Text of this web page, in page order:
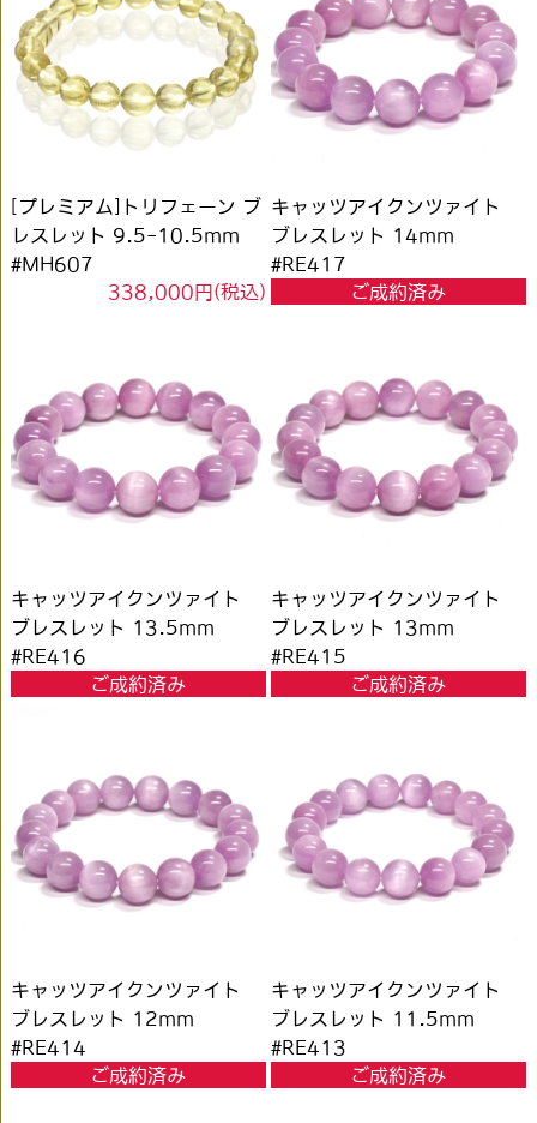
[プレミアム]トリフェーン ブ
レスレット 9.5-10.5mm
#MH607
338,000円(税込)
キャッツアイクンツァイト
ブレスレット 14mm
#RE417
ご成約済み
キャッツアイクンツァイト
ブレスレット 13.5mm
#RE416
ご成約済み
キャッツアイクンツァイト
ブレスレット 13mm
#RE415
ご成約済み
キャッツアイクンツァイト
ブレスレット 12mm
#RE414
ご成約済み
キャッツアイクンツァイト
ブレスレット 11.5mm
#RE413
ご成約済み